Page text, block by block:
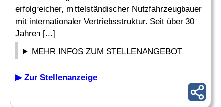
erfolgreicher, mittelständischer Nutzfahrzeugbauer
mit internationaler Vertriebsstruktur. Seit über 30
Jahren [...]
MEHR INFOS ZUM STELLENANGEBOT
▶ Zur Stellenanzeige